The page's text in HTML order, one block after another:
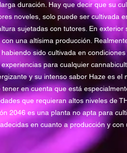
duración. Hay que decir que su
noveles, solo puede ser cultivada
sujetadas con tutores. En exterior
con una altísima producción.
sido cultivada en
para cualquier
y su intenso sabor Haze es el
tener en cuenta que está
que requieran altos niveles de
2046 es una planta no apta para
en cuanto a producción y con